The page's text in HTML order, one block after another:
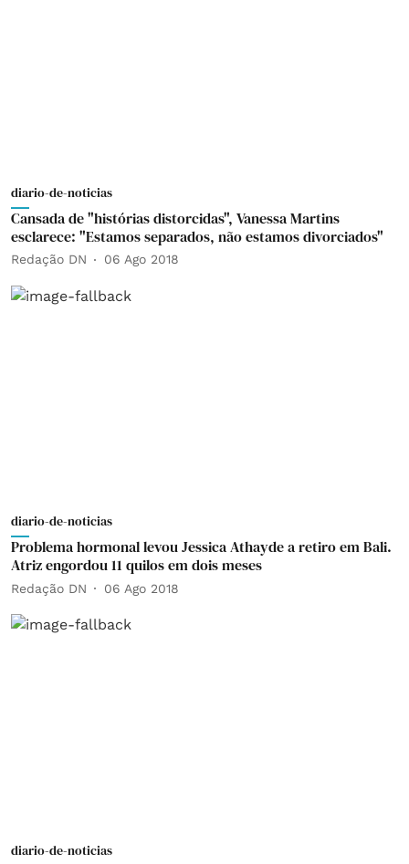
diario-de-noticias
Cansada de "histórias distorcidas", Vanessa Martins
esclarece: "Estamos separados, não estamos divorciados"
Redação DN 06 Ago 2018
diario-de-noticias
Problema hormonal levou Jessica Athayde a retiro em Bali.
Atriz engordou 11 quilos em dois meses
Redação DN 06 Ago 2018
diario-de-noticias